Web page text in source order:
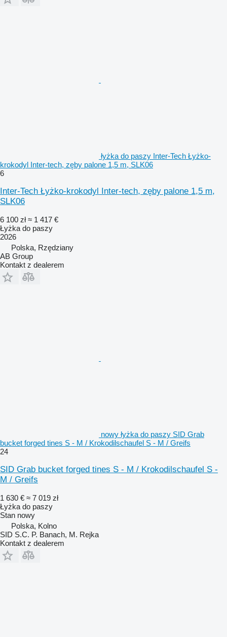
łyżka do paszy Inter-Tech Łyżko-
krokodyl Inter-tech, zęby palone 1,5 m, SLK06
6
Inter-Tech Łyżko-krokodyl Inter-tech, zęby palone 1,5 m,
SLK06
6 100 zł ≈ 1 417 €
Łyżka do paszy
2026
Polska, Rzędziany
AB Group
Kontakt z dealerem
nowy łyżka do paszy SID Grab
bucket forged tines S - M / Krokodilschaufel S - M / Greifs
24
SID Grab bucket forged tines S - M / Krokodilschaufel S -
M / Greifs
1 630 € ≈ 7 019 zł
Łyżka do paszy
Stan nowy
Polska, Kolno
SID S.C. P. Banach, M. Rejka
Kontakt z dealerem